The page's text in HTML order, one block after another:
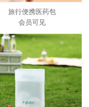
旅行便携医药包
会员可见